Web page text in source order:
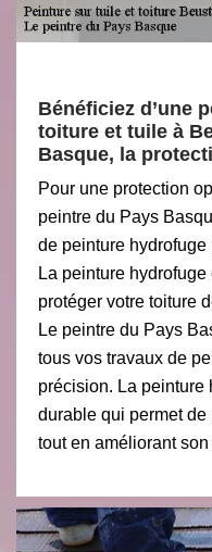
Bénéficiez d’une
toiture et tuile à
Basque, la
Pour une protection
peintre du Pays
de peinture hydrofuge
La peinture
protéger votre toiture
Le peintre du Pays
tous vos travaux de
précision. La peinture
durable qui permet
tout en améliorant